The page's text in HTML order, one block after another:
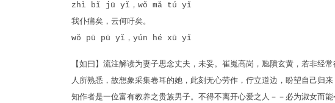
zhì bǐ jū yǐ，wǒ mǎ tú yǐ
我仆痡矣，云何吁矣。
wǒ pū pū yǐ，yún hé xū yǐ
【如曰】流注解读为妻子思念丈夫，未妥。崔嵬高岗，虺隤玄黄，若非经
人所熟悉，故想象采集卷耳的她，此刻无心劳作，佇立道边，盼望自己归
知作者是一位富有教养之贵族男子。不得不离开心爱之人－－必为淑女而